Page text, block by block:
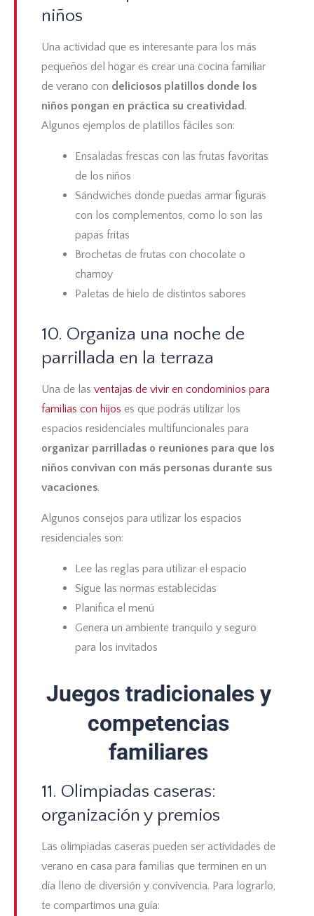
niños
Una actividad que es interesante para los más
pequeños del hogar es crear una cocina familiar
de verano con deliciosos platillos donde los
niños pongan en práctica su creatividad.
Algunos ejemplos de platillos fáciles son:
Ensaladas frescas con las frutas favoritas
de los niños
Sándwiches donde puedas armar figuras
con los complementos, como lo son las
papas fritas
Brochetas de frutas con chocolate o
chamoy
Paletas de hielo de distintos sabores
10. Organiza una noche de
parrillada en la terraza
Una de las ventajas de vivir en condominios para
familias con hijos es que podrás utilizar los
espacios residenciales multifuncionales para
organizar parrilladas o reuniones para que los
niños convivan con más personas durante sus
vacaciones.
Algunos consejos para utilizar los espacios
residenciales son:
Lee las reglas para utilizar el espacio
Sigue las normas establecidas
Planifica el menú
Genera un ambiente tranquilo y seguro
para los invitados
Juegos tradicionales y
competencias
familiares
11. Olimpiadas caseras:
organización y premios
Las olimpiadas caseras pueden ser actividades de
verano en casa para familias que terminen en un
día lleno de diversión y convivencia. Para lograrlo,
te compartimos una guía: